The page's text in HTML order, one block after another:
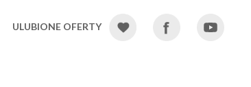
ULUBIONE OFERTY